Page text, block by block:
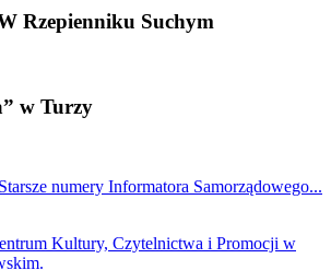
Rzepienniku Suchym
w Turzy
Starsze numery Informatora Samorządowego...